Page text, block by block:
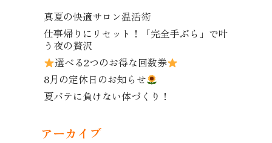
真夏の快適サロン温活術
仕事帰りにリセット！「完全手ぶら」で叶
う夜の贅沢
選べる2つのお得な回数券
8月の定休日のお知らせ
夏バテに負けない体づくり！
アーカイブ